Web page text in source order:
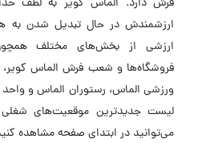
فرش دارد. الماس کویر به لطف
ارزشمندش در حال تبدیل شدن به
ارزشی از بخش‌های مختلف
فروشگاه‌ها و شعب فرش الماس کویر،
ورزشی الماس، رستوران الماس و
لیست جدیدترین موقعیت‌های
می‌توانید در ابتدای صفحه مشاهده